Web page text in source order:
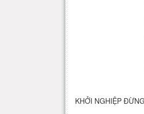
KHỞI NGHIỆP